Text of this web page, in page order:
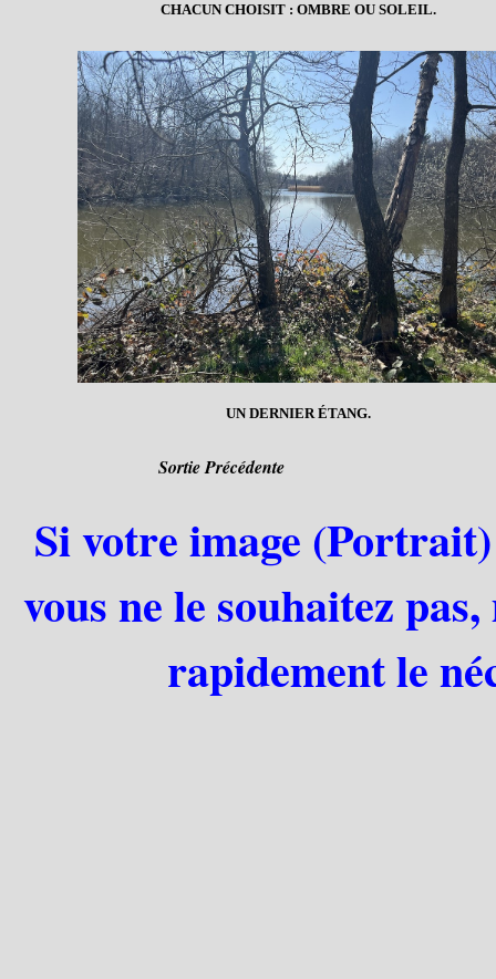
CHACUN CHOISIT : OMBRE OU SOLEIL.
UN DERNIER ÉTANG.
Sortie Précédente
Si votre image
vous ne le souhaitez
rapidement le